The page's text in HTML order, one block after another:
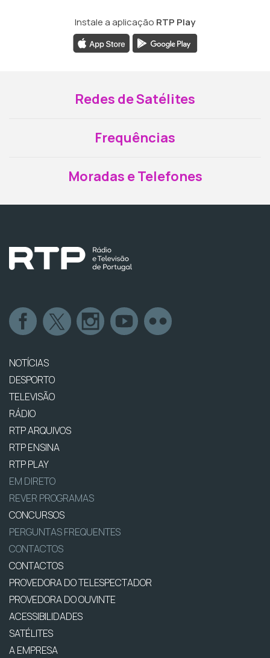
Instale a aplicação RTP Play
Redes de Satélites
Frequências
Moradas e Telefones
NOTÍCIAS
DESPORTO
TELEVISÃO
RÁDIO
RTP ARQUIVOS
RTP ENSINA
RTP PLAY
EM DIRETO
REVER PROGRAMAS
CONCURSOS
PERGUNTAS FREQUENTES
CONTACTOS
CONTACTOS
PROVEDORA DO TELESPECTADOR
PROVEDORA DO OUVINTE
ACESSIBILIDADES
SATÉLITES
A EMPRESA